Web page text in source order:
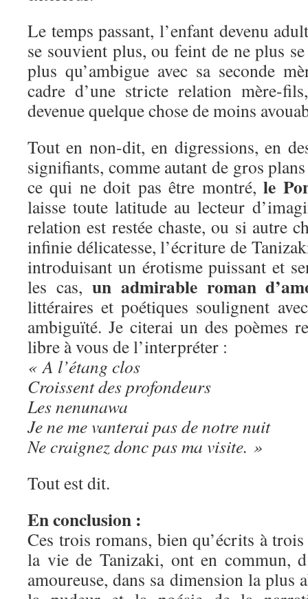
Le temps passant, l’enfant devenu
se souvient plus, ou feint de ne plus
plus qu’ambigue avec sa seconde
cadre d’une stricte relation mère-
devenue quelque chose de moins
Tout en non-dit, en digressions, en
signifiants, comme autant de gros
ce qui ne doit pas être montré,le
laisse toute latitude au lecteur
relation est restée chaste, ou si autre
infinie délicatesse, l’écriture de
introduisant un érotisme puissant et
les cas, un admirable roman
littéraires et poétiques soulignent
ambiguïté. Je citerai un des poèmes
libre à vous de l’interpréter :
« A l’étang clos
Croissent des profondeurs
Les nenunawa
Je ne me vanterai pas de notre nuit
Ne craignez donc pas ma visite. »
Tout est dit.
En conclusion :
Ces trois romans, bien qu’écrits à
la vie de Tanizaki, ont en commun,
amoureuse, dans sa dimension la plus